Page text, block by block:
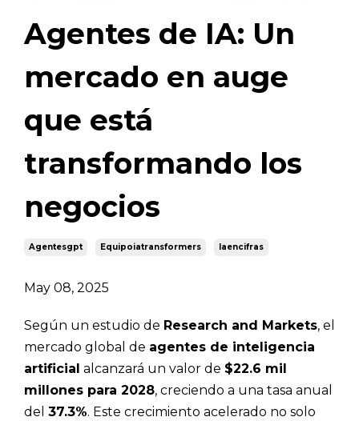
Agentes de IA: Un
mercado en auge
que está
transformando los
negocios
Agentesgpt Equipoiatransformers Iaencifras
May 08, 2025
Según un estudio de Research and Markets, el
mercado global de agentes de inteligencia
artificial alcanzará un valor de $22.6 mil
millones para 2028, creciendo a una tasa anual
del 37.3%. Este crecimiento acelerado no solo